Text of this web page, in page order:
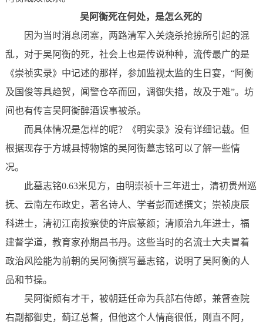
吴阿衡死在何处，是怎么死的
因为当时消息闭塞，两路清军入关烧杀抢掠所引起的混
乱，对于吴阿衡的死，社会上也是传说种种，流传最广的是
《崇祯实录》中记述的那样，参加监视太监的生日宴，“阿衡
及国俊等具趋贺，闻警仓卒而回，调御失措，故及于难”。坊
间也有传言吴阿衡醉酒误事被杀。
而具体情况是怎样的呢？《明实录》没有详细记载。但
根据现存于方城县博物馆的吴阿衡墓志铭可以了解一些情
况。
此墓志铭0.63米见方，由明崇祯十三年进士，清初贵州巡
抚、云南左布政史，著名诗人、学者彭而述撰文；崇祯庚辰
科进士，清初江南按察使的许宸篆额；清顺治九年进士，福
建督学道，教育家孙期昌书丹。这些当时的名流士大夫冒着
政治风险能为前朝的吴阿衡撰写墓志铭，说明了吴阿衡的人
品和节操。
吴阿衡颇有才干，被朝廷任命为兵部右侍郎，兼督查院
右副都御史，蓟辽总督，但他这个人情商很低，刚直不阿，